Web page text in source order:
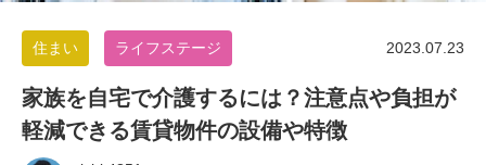
2023.07.23
住まい ライフステージ
家族を自宅で介護するには？注意点や負担が
軽減できる賃貸物件の設備や特徴